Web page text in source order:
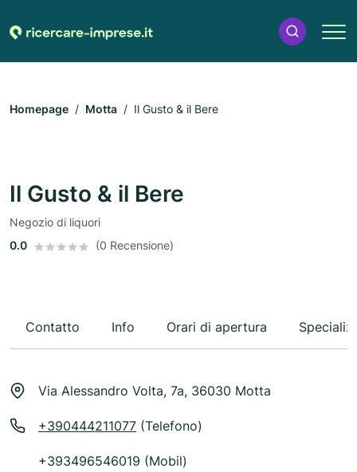
Homepage Motta Il Gusto & il Bere
Il Gusto & il Bere
Negozio di liquori
0.0
(0 Recensione)
Contatto Info Orari di apertura
Via Alessandro Volta, 7a, 36030 Motta
+390444211077 (Telefono)
+393496546019 (Mobil)